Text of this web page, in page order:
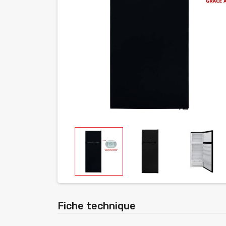
Fiche technique